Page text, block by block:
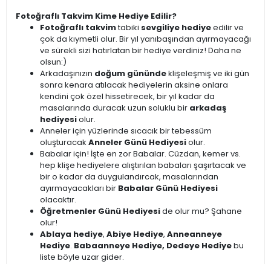
Fotoğraflı Takvim Kime Hediye Edilir?
Fotoğraflı takvimtabiki sevgiliye hediyeedilir ve
çok da kıymetli olur. Bir yıl yanıbaşından ayırmayacağı
ve sürekli sizi hatırlatan bir hediye verdiniz! Daha ne
olsun:)
Arkadaşınızın doğum günündeklişeleşmiş ve iki gün
sonra kenara atılacak hediyelerin aksine onlara
kendini çok özel hissetirecek, bir yıl kadar da
masalarında duracak uzun soluklu bir arkadaş
hediyesiolur.
Anneler için yüzlerinde sıcacık bir tebessüm
oluşturacak Anneler Günü Hediyesiolur.
Babalar için! İşte en zor Babalar. Cüzdan, kemer vs.
hep klişe hediyelere alıştırılan babaları şaşırtacak ve
bir o kadar da duygulandırcak, masalarından
ayırmayacakları bir Babalar Günü Hediyesi
olacaktır.
Öğretmenler Günü Hediyeside olur mu? Şahane
olur!
Ablaya hediye, Abiye Hediye, Anneanneye
Hediye. Babaanneye Hediye, Dedeye Hediyebu
liste böyle uzar gider.